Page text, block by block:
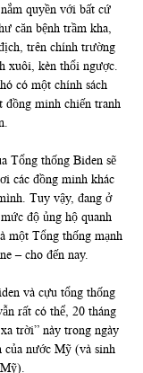
quyền với bất cứ
căn bệnh trầm kha,
trên chính trường
xuôi, kèn thổi ngược.
có một chính sách
đồng minh chiến tranh
Tổng thống Biden sẽ
các đồng minh khác
Tuy vậy, đang ở
độ ủng hộ quanh
một Tổng thống mạnh
– cho đến nay.
và cựu tổng thống
rất có thể, 20 tháng
trời” này trong ngày
của nước Mỹ (và sinh